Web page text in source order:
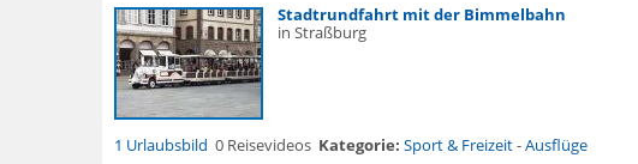
Stadtrundfahrt mit der Bimmelbahn
in Straßburg
1 Urlaubsbild 0 Reisevideos Kategorie: Sport & Freizeit-Ausflüge